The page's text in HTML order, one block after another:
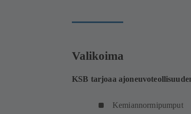
Valikoima
KSB tarjoaa
Kemiannormipumput